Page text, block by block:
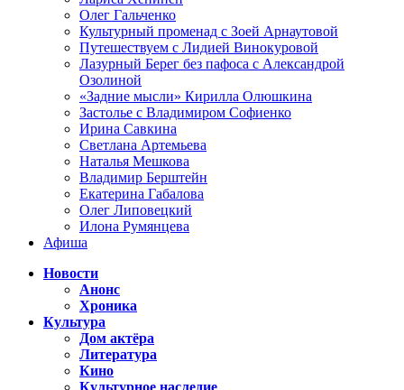
Олег Гальченко
Культурный променад с Зоей Арнаутовой
Путешествуем с Лидией Винокуровой
Лазурный Берег без пафоса с Александрой
Озолиной
«Задние мысли» Кирилла Олюшкина
Застолье с Владимиром Софиенко
Ирина Савкина
Светлана Артемьева
Наталья Мешкова
Владимир Берштейн
Екатерина Габалова
Олег Липовецкий
Илона Румянцева
Афиша
Новости
Анонс
Хроника
Культура
Дом актёра
Литература
Кино